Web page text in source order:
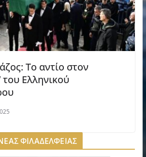
Το αντίο στον
του Ελληνικού
ΦΙΛΑΔΕΛΦΕΙΑΣ